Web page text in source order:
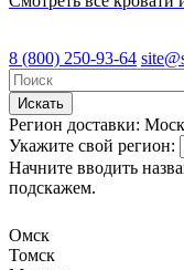
8 (800) 250-93-64
Искать
Регион доставки:
Укажите свой регион:
Начните вводить
подскажем.
Омск
Томск